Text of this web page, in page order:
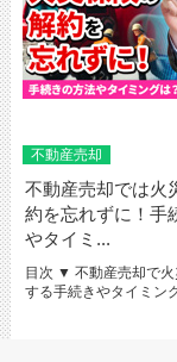
不動産売却
不動産売却では火
約を忘れずに！手
やタイミ...
目次 ▼ 不動産売却で火災保険を解約
する手続きやタイミン